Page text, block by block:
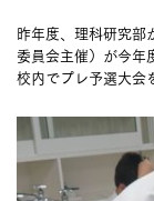
昨年度、理科研究部
委員会主催）が今年
校内でプレ予選大会